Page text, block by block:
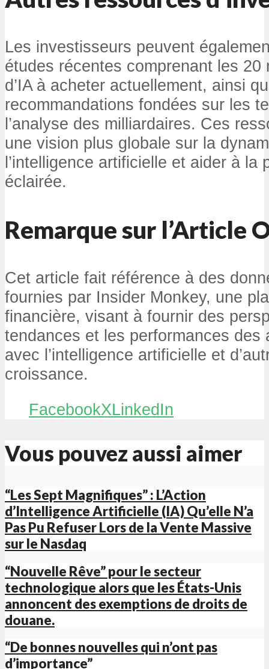
Les investisseurs peuvent
études récentes comprenant les 20
d’IA à acheter actuellement, ainsi
recommandations fondées sur les
l’analyse des milliardaires. Ces
une vision plus globale sur la
l’intelligence artificielle et aider à la
éclairée.
Remarque sur l’Article
Cet article fait référence à des
fournies par Insider Monkey, une
financière, visant à fournir des
tendances et les performances des
avec l’intelligence artificielle et
croissance.
FacebookXLinkedIn
Vous pouvez aussi aimer
“Les Sept Magnifiques” : L’Action
d’Intelligence Artificielle (IA) Qu’elle N’a
Pas Pu Refuser Lors de la Vente Massive
sur le Nasdaq
“Nouvelle Rêve” pour le secteur
technologique alors que les États-Unis
annoncent des exemptions de droits de
douane.
“De bonnes nouvelles qui n’ont pas
d’importance”